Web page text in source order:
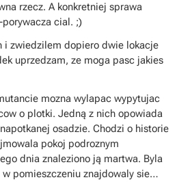
rzecz. A konkretniej sprawa
cial. ;)
i zwiedzilem dopiero dwie lokacje
uprzedzam, ze moga pasc jakies
mozna wylapac wypytujac
o plotki. Jedną z nich opowiada
osadzie. Chodzi o historie
pokoj podroznym
dnia znaleziono ją martwa. Byla
pomieszczeniu znajdowaly sie